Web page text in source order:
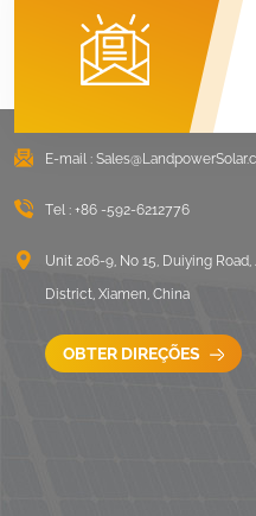
para telhado
corrugado
VER DETALHES
Paisagem de
montagem
VER DETALHES
Montagem
plano
VER DETALHES
E-mail :
Tel : +86 -592-6212776
Unit 206-9, No 15, Duiying Road,
District, Xiamen, China
OBTER DIREÇÕES